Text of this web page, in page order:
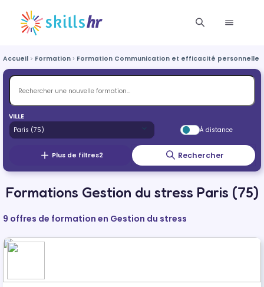
Accueil Formation Formation Communication et efficacité personnelle
VILLE
À distance
Plus de filtres2 Rechercher
Formations Gestion du stress Paris (75)
9 offres de formation en Gestion du stress